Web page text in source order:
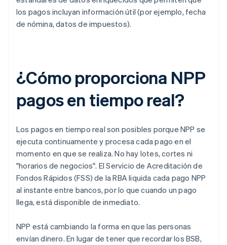
los pagos incluyan información útil (por ejemplo, fecha
de nómina, datos de impuestos).
¿Cómo proporciona NPP
pagos en tiempo real?
Los pagos en tiempo real son posibles porque NPP se
ejecuta continuamente y procesa cada pago en el
momento en que se realiza. No hay lotes, cortes ni
"horarios de negocios". El Servicio de Acreditación de
Fondos Rápidos (FSS) de la RBA liquida cada pago NPP
al instante entre bancos, por lo que cuando un pago
llega, está disponible de inmediato.
NPP está cambiando la forma en que las personas
envían dinero. En lugar de tener que recordar los BSB,